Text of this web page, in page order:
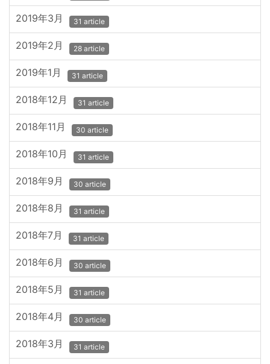
2019年3月 31 article
2019年2月 28 article
2019年1月 31 article
2018年12月 31 article
2018年11月 30 article
2018年10月 31 article
2018年9月 30 article
2018年8月 31 article
2018年7月 31 article
2018年6月 30 article
2018年5月 31 article
2018年4月 30 article
2018年3月 31 article